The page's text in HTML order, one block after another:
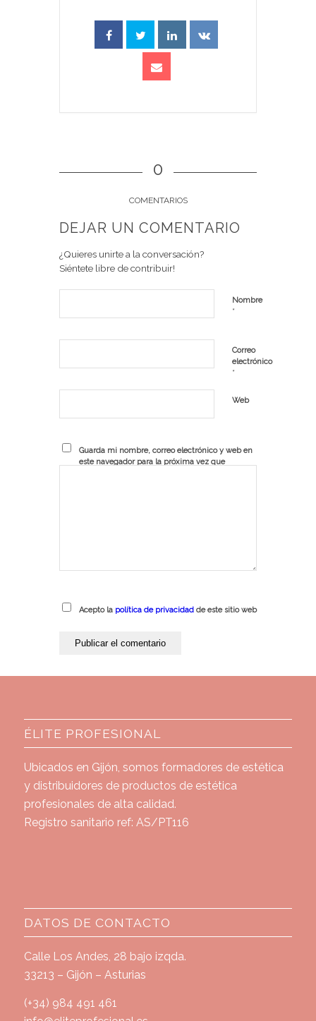
0
COMENTARIOS
DEJAR UN COMENTARIO
¿Quieres unirte a la conversación?
Siéntete libre de contribuir!
Nombre
*
Correo
electrónico
*
Web
Guarda mi nombre, correo electrónico y web en
este navegador para la próxima vez que
Acepto la política de privacidadde este sitio web
ÉLITE PROFESIONAL
Ubicados en Gijón, somos formadores de estética
y distribuidores de productos de estética
profesionales de alta calidad.
Registro sanitario ref: AS/PT116
DATOS DE CONTACTO
Calle Los Andes, 28 bajo izqda.
33213 – Gijón – Asturias
(+34) 984 491 461